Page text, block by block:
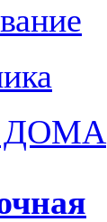
ДОМА